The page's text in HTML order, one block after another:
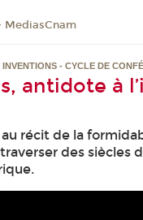
MediasCnam
- CYCLE DE
antidote à
récit de la
des siècles